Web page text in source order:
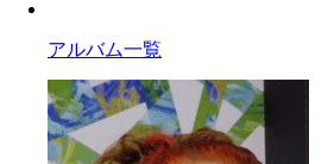
アルバム一覧